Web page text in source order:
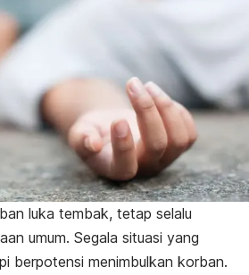
luka tembak, tetap selalu
umum. Segala situasi yang
berpotensi menimbulkan korban.